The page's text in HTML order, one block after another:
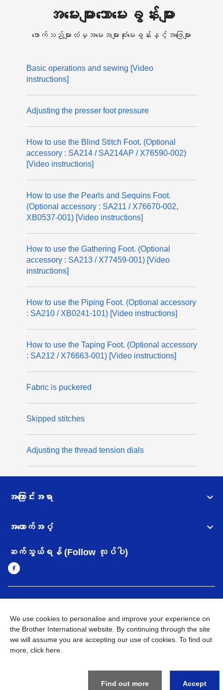
အမေးများသောမေးခွန်းများ
ဖောက်သည်များထံမှအမေးအများဆုံးမေးခွန်းနှင့်အဖြေများ
Basic operations and sewing [Video
instructions]
Adjusting the presser foot pressure
How to use the Blind Stitch Foot. (Optional
accessory : SA214 / SA214AP / X76590-002)
[Video instructions]
How to use the Pearls and Sequins Foot.
(Optional accessory : SA211 / X76670-002,
XB0537-001) [Video instructions]
How to use the Gathering Foot. (Optional
accessory : SA213 / X77459-001) [Video
instructions]
How to use the Piping Foot. (Optional accessory
: SA210 / XB0241-101) [Video instructions]
How to use the Taping Foot. (Optional accessory
: SA212 / X76663-001) [Video instructions]
Fabric is puckered
Skipped stitches
Adjusting the thread tension dials
အကြောင်းအရာ
အထောက်အပံ့
ဆက်သွယ်ရန် (Follow လုပ်ပါ)
အချက်အလက်မူဝါဒ အသုံးပြုမူဝါဒ
သုံးစွဲရန် ဝက်ဆိုဒ်အညွှန်း
Brother Global ဝက်ဆိုဒ်သို့သွားရန်
We use cookies to personalise and improve your experience on
the Brother International website. By continuing through the site
we will assume you are accepting our use of cookies. To find out
more, click here
Find out more Accept